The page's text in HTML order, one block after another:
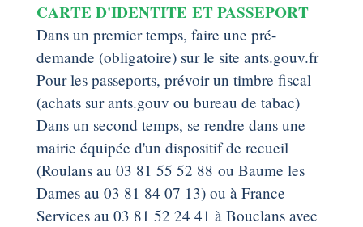
CARTE D'IDENTITE ET PASSEPORT
Dans un premier temps, faire une pré-
demande (obligatoire) sur le site ants.gouv.fr
Pour les passeports, prévoir un timbre fiscal
(achats sur ants.gouv ou bureau de tabac)
Dans un second temps, se rendre dans une
mairie équipée d'un dispositif de recueil
(Roulans au 03 81 55 52 88 ou Baume les
Dames au 03 81 84 07 13) ou à France
Services au 03 81 52 24 41 à Bouclans avec